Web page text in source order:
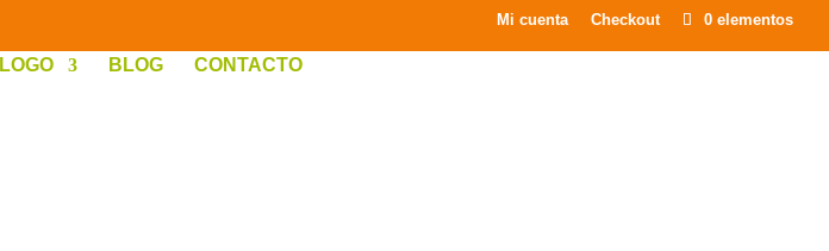
Mi cuenta Checkout 0 elementos
BLOG CONTACTO